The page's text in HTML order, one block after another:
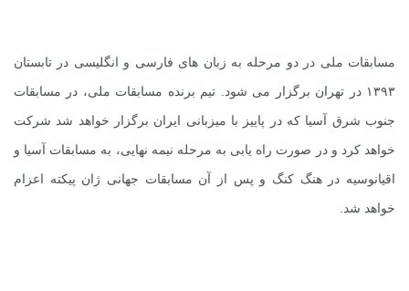
مسابقات ملی در دو مرحله به زبان های فارسی و انگلیسی در تابستان
۱۳۹۳ در تهران برگزار می شود. تیم برنده مسابقات ملی، در مسابقات
جنوب شرق آسیا که در پاییز با میزبانی ایران برگزار خواهد شد شرکت
خواهد کرد و در صورت راه یابی به مرحله نیمه نهایی، به مسابقات آسیا و
اقیانوسیه در هنگ کنگ و پس از آن مسابقات جهانی ژان پیکته اعزام
خواهد شد.